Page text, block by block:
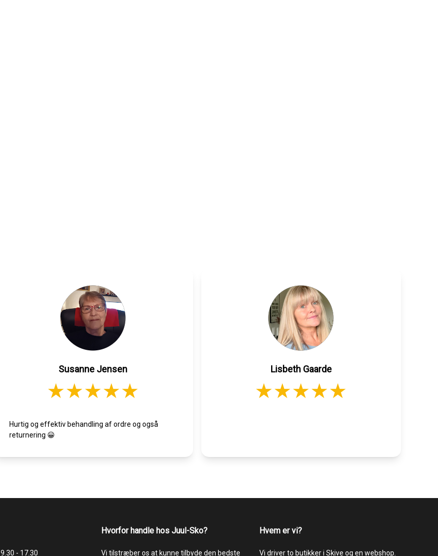
Susanne Jensen
Hurtig og effektiv behandling af ordre og også
returnering 😀
Lisbeth Gaarde
9.30 - 17.30
Hvorfor handle hos Juul-Sko?
Vi tilstræber os at kunne tilbyde den bedste
Hvem er vi?
Vi driver to butikker i Skive og en webshop.